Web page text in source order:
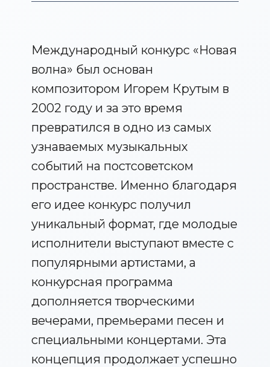
Международный конкурс «Новая
волна» был основан
композитором Игорем Крутым в
2002 году и за это время
превратился в одно из самых
узнаваемых музыкальных
событий на постсоветском
пространстве. Именно благодаря
его идее конкурс получил
уникальный формат, где молодые
исполнители выступают вместе с
популярными артистами, а
конкурсная программа
дополняется творческими
вечерами, премьерами песен и
специальными концертами. Эта
концепция продолжает успешно